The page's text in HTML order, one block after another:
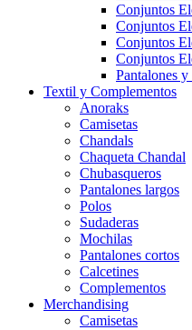
Conjuntos
Conjuntos
Conjuntos
Conjuntos
Pantalones
Textil y Complementos
Anoraks
Camisetas
Chandals
Chaqueta Chandal
Chubasqueros
Pantalones largos
Polos
Sudaderas
Mochilas
Pantalones cortos
Calcetines
Complementos
Merchandising
Camisetas